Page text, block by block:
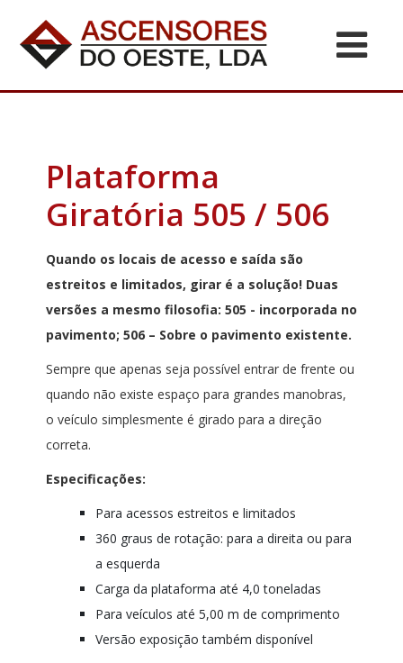
Plataforma
Giratória 505 / 506
Quando os locais de acesso e saída são
estreitos e limitados, girar é a solução! Duas
versões a mesmo filosofia: 505 - incorporada no
pavimento; 506 – Sobre o pavimento existente.
Sempre que apenas seja possível entrar de frente ou
quando não existe espaço para grandes manobras,
o veículo simplesmente é girado para a direção
correta.
Especificações:
Para acessos estreitos e limitados
360 graus de rotação: para a direita ou para
a esquerda
Carga da plataforma até 4,0 toneladas
Para veículos até 5,00 m de comprimento
Versão exposição também disponível